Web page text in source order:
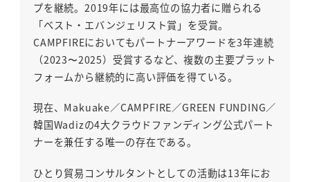
プを継続。2019年には最高位の協力者に贈られる
「ベスト・エバンジェリスト賞」を受賞。
CAMPFIREにおいてもパートナーアワードを3年連続
（2023〜2025）受賞するなど、複数の主要プラット
フォームから継続的に高い評価を得ている。
現在、Makuake／CAMPFIRE／GREEN FUNDING／
韓国Wadizの4大クラウドファンディング公式パート
ナーを兼任する唯一の存在である。
ひとり貿易コンサルタントとしての活動は13年にお